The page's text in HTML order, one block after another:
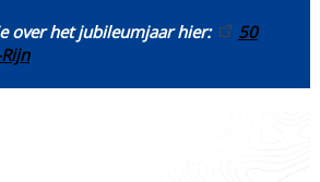
over het jubileumjaar hier:
50